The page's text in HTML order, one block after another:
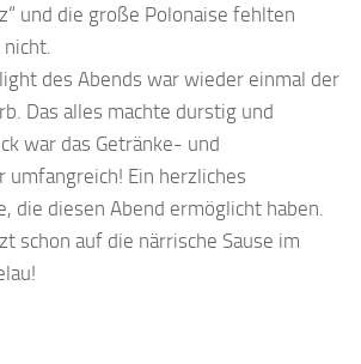
und die große Polonaise fehlten
des Abends war wieder einmal der
Das alles machte durstig und
war das Getränke- und
umfangreich! Ein herzliches
die diesen Abend ermöglicht haben.
schon auf die närrische Sause im